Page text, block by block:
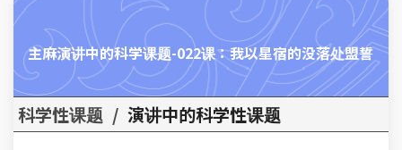
主麻演讲中的科学课题-022课：我以星宿的没落处盟誓
科学性课题 / 演讲中的科学性课题